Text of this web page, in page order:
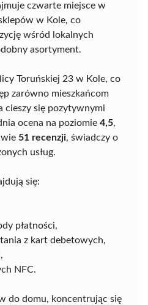
czwarte miejsce w
w Kole, co
wśród lokalnych
asortyment.
Toruńskiej 23 w Kole, co
zarówno mieszkańcom
cieszy się pozytywnymi
ocena na poziomie 4,5,
51 recenzji, świadczy o
usług.
się:
płatności,
z kart debetowych,
NFC.
do domu, koncentrując się